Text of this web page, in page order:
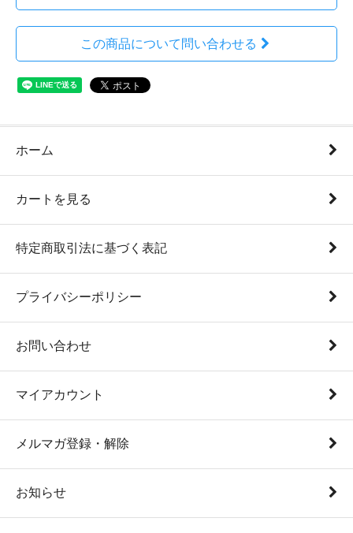
この商品について問い合わせる
ホーム
カートを見る
特定商取引法に基づく表記
プライバシーポリシー
お問い合わせ
マイアカウント
メルマガ登録・解除
お知らせ